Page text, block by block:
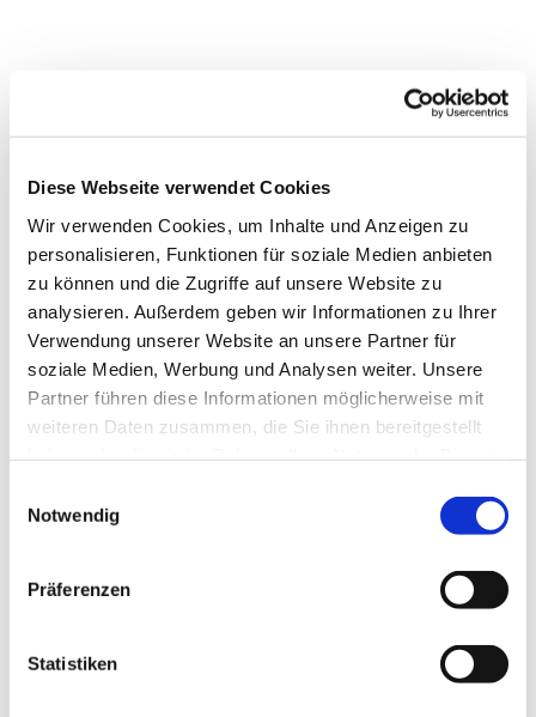
Diese Webseite verwendet Cookies
Wir verwenden Cookies, um Inhalte und Anzeigen zu
personalisieren, Funktionen für soziale Medien anbieten
zu können und die Zugriffe auf unsere Website zu
analysieren. Außerdem geben wir Informationen zu Ihrer
Verwendung unserer Website an unsere Partner für
soziale Medien, Werbung und Analysen weiter. Unsere
Partner führen diese Informationen möglicherweise mit
weiteren Daten zusammen, die Sie ihnen bereitgestellt
Notwendig
Präferenzen
Statistiken
Dies könnte Sie auch
interessieren